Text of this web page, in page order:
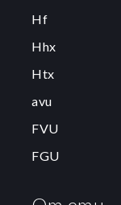
Hf
Hhx
Htx
avu
FVU
FGU